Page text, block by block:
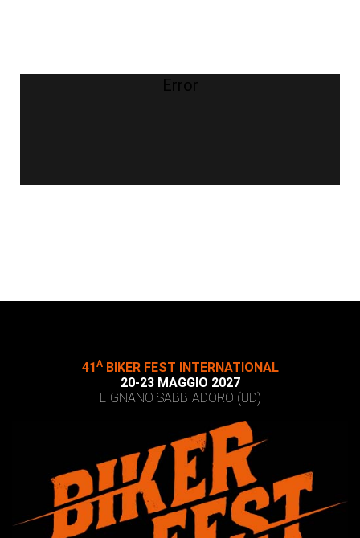
Error
41ABIKER FEST INTERNATIONAL
20-23 MAGGIO 2027
LIGNANO SABBIADORO (UD)